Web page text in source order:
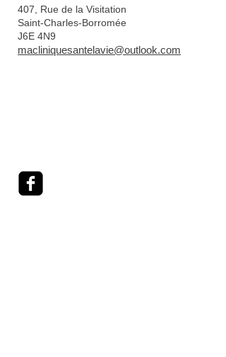
407, Rue de la Visitation
Saint-Charles-Borromée
J6E 4N9
macliniquesantelavie@outlook.com